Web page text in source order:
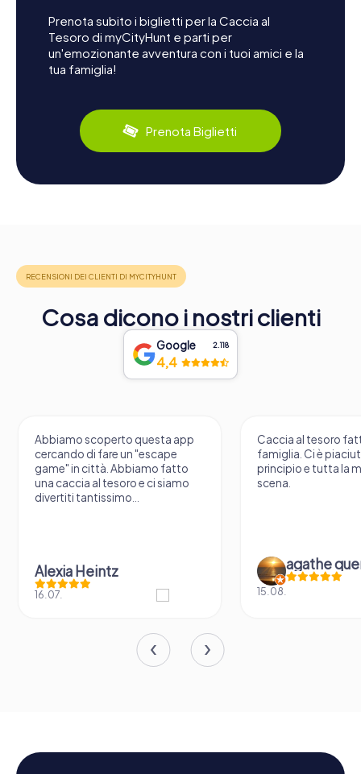
Prenota subito i biglietti per la Caccia al
Tesoro di myCityHunt e parti per
un'emozionante avventura con i tuoi amici e la
tua famiglia!
Prenota Biglietti
Cosa dicono i nostri clienti
Google 2.118
4,4
Abbiamo scoperto questa app
cercando di fare un "escape
game" in città. Abbiamo fatto
una caccia al tesoro e ci siamo
divertiti tantissimo...
Alexia Heintz
16.07.
Caccia al tesoro
famiglia. Ci è
principio e tutta la
scena.
agathe
15.08.